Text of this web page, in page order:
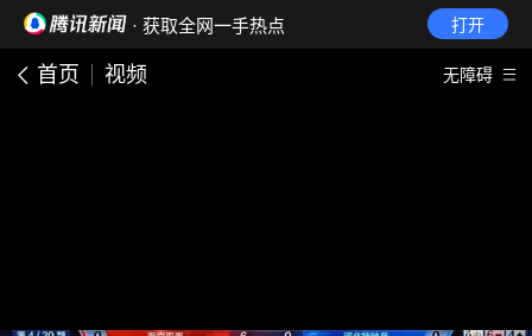
· 获取全网一手热点 打开
首页 视频 无障碍